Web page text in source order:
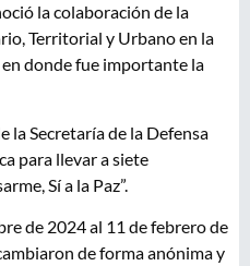
la colaboración de la
Territorial y Urbano en la
donde fue importante la
la Secretaría de la Defensa
para llevar a siete
Sí a la Paz”.
de 2024 al 11 de febrero de
de forma anónima y